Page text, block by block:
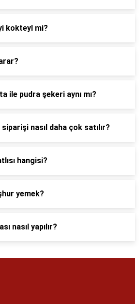
kokteyl mi?
ile pudra şekeri aynı mı?
nasıl daha çok satılır?
hangisi?
yemek?
nasıl yapılır?